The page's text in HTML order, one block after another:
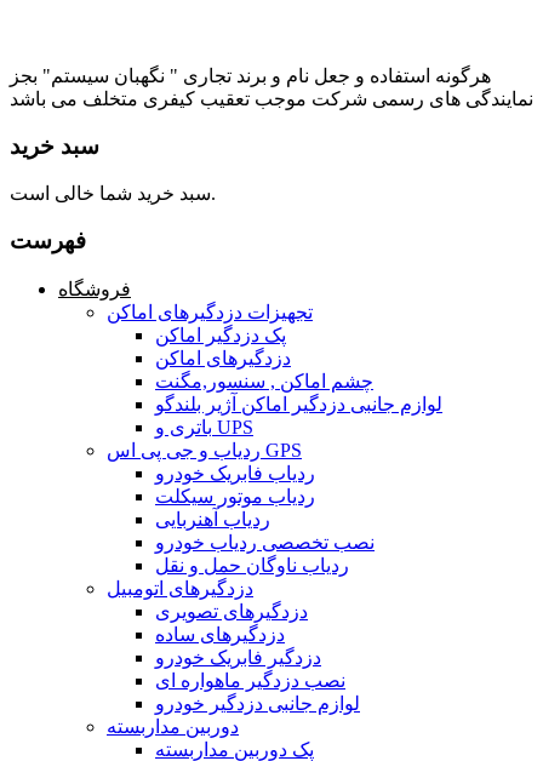
هرگونه استفاده و جعل نام و برند تجاری " نگهبان سیستم" بجز
نمایندگی های رسمی شرکت موجب تعقیب کیفری متخلف می باشد
سبد خرید
سبد خرید شما خالی است.
فهرست
فروشگاه
تجهیزات دزدگیرهای اماکن
پک دزدگیر اماکن
دزدگیرهای اماکن
چشم اماکن , سنسور,مگنت
لوازم جانبی دزدگیر اماکن آژیر بلندگو
باتری و UPS
ردیاب و جی پی اس GPS
ردیاب فابریک خودرو
ردیاب موتور سیکلت
ردیاب آهنربایی
نصب تخصصی ردیاب خودرو
ردیاب ناوگان حمل و نقل
دزدگیرهای اتومبیل
دزدگیرهای تصویری
دزدگیرهای ساده
دزدگیر فابریک خودرو
نصب دزدگیر ماهواره ای
لوازم جانبی دزدگیر خودرو
دوربین مداربسته
پک دوربین مداربسته